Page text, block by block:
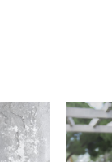
Plazo de